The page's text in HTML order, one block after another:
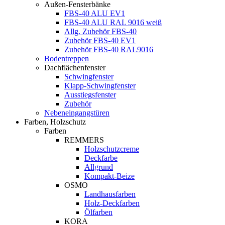
Außen-Fensterbänke
FBS-40 ALU EV1
FBS-40 ALU RAL 9016 weiß
Allg. Zubehör FBS-40
Zubehör FBS-40 EV1
Zubehör FBS-40 RAL9016
Bodentreppen
Dachflächenfenster
Schwingfenster
Klapp-Schwingfenster
Ausstiegsfenster
Zubehör
Nebeneingangstüren
Farben, Holzschutz
Farben
REMMERS
Holzschutzcreme
Deckfarbe
Allgrund
Kompakt-Beize
OSMO
Landhausfarben
Holz-Deckfarben
Ölfarben
KORA